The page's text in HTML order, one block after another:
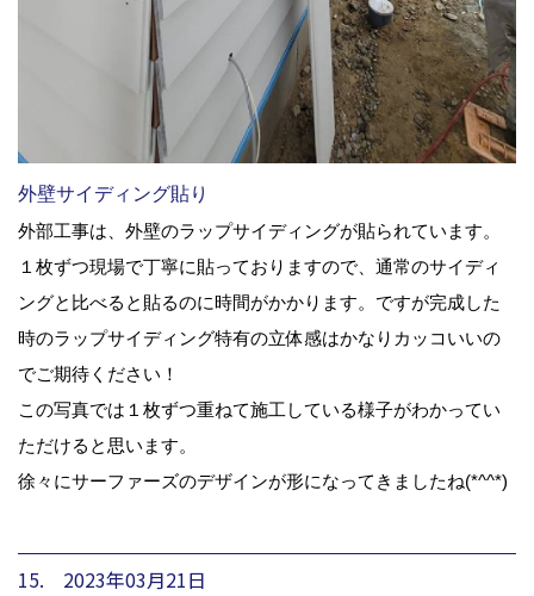
外壁サイディング貼り
外部工事は、外壁のラップサイディングが貼られています。
１枚ずつ現場で丁寧に貼っておりますので、通常のサイディ
ングと比べると貼るのに時間がかかります。ですが完成した
時のラップサイディング特有の立体感はかなりカッコいいの
でご期待ください！
この写真では１枚ずつ重ねて施工している様子がわかってい
ただけると思います。
徐々にサーファーズのデザインが形になってきましたね(*^^*)
15. 2023年03月21日